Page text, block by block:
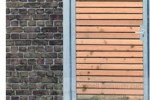
Doppelt antippen zum
vergrößern